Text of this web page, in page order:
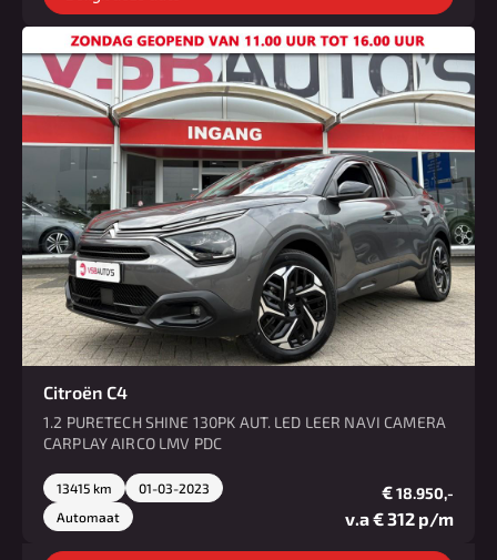
Citroën C4
1.2 PURETECH SHINE 130PK AUT. LED LEER NAVI CAMERA
CARPLAY AIRCO LMV PDC
13415 km
01-03-2023
Automaat
€18.950,-
v.a € 312 p/m